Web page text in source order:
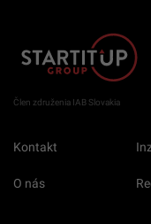
Člen združenia IAB Slovakia
Kontakt
O nás